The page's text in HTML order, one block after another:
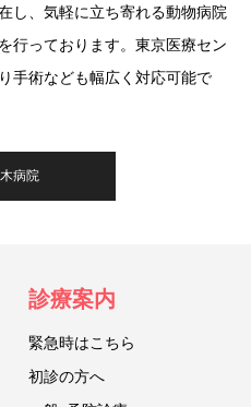
し、気軽に立ち寄れる動物病院
行っております。東京医療セン
手術なども幅広く対応可能で
病院
診療案内
緊急時はこちら
初診の方へ